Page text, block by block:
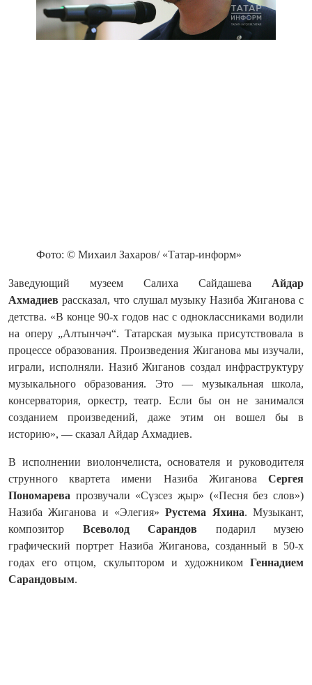
Фото: © Михаил Захаров/ «Татар-информ»
Заведующий музеем Салиха Сайдашева Айдар
Ахмадиев рассказал, что слушал музыку Назиба Жиганова с
детства. «В конце 90-х годов нас с одноклассниками водили
на оперу „Алтынчәч“. Татарская музыка присутствовала в
процессе образования. Произведения Жиганова мы изучали,
играли, исполняли. Назиб Жиганов создал инфраструктуру
музыкального образования. Это — музыкальная школа,
консерватория, оркестр, театр. Если бы он не занимался
созданием произведений, даже этим он вошел бы в
историю», — сказал Айдар Ахмадиев.
В исполнении виолончелиста, основателя и руководителя
струнного квартета имени Назиба Жиганова Сергея
Пономарева прозвучали «Сүзсез җыр» («Песня без слов»)
Назиба Жиганова и «Элегия»Рустема Яхина. Музыкант,
композитор Всеволод Сарандов подарил музею
графический портрет Назиба Жиганова, созданный в 50-х
годах его отцом, скульптором и художникомГеннадием
Сарандовым.